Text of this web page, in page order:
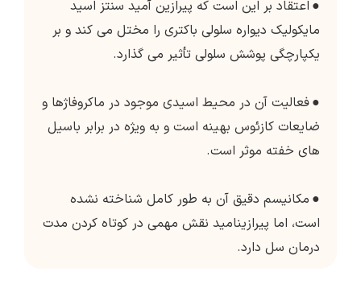
● اعتقاد بر این است که پیرازین آمید سنتز اسید
مایکولیک دیواره سلولی باکتری را مختل می کند و بر
یکپارچگی پوشش سلولی تأثیر می گذارد.
●فعالیت آن در محیط اسیدی موجود در ماکروفاژها و
ضایعات کازئوس بهینه است و به ویژه در برابر باسیل
های خفته موثر است.
● مکانیسم دقیق آن به طور کامل شناخته نشده
است، اما پیرازینامید نقش مهمی در کوتاه کردن مدت
درمان سل دارد.